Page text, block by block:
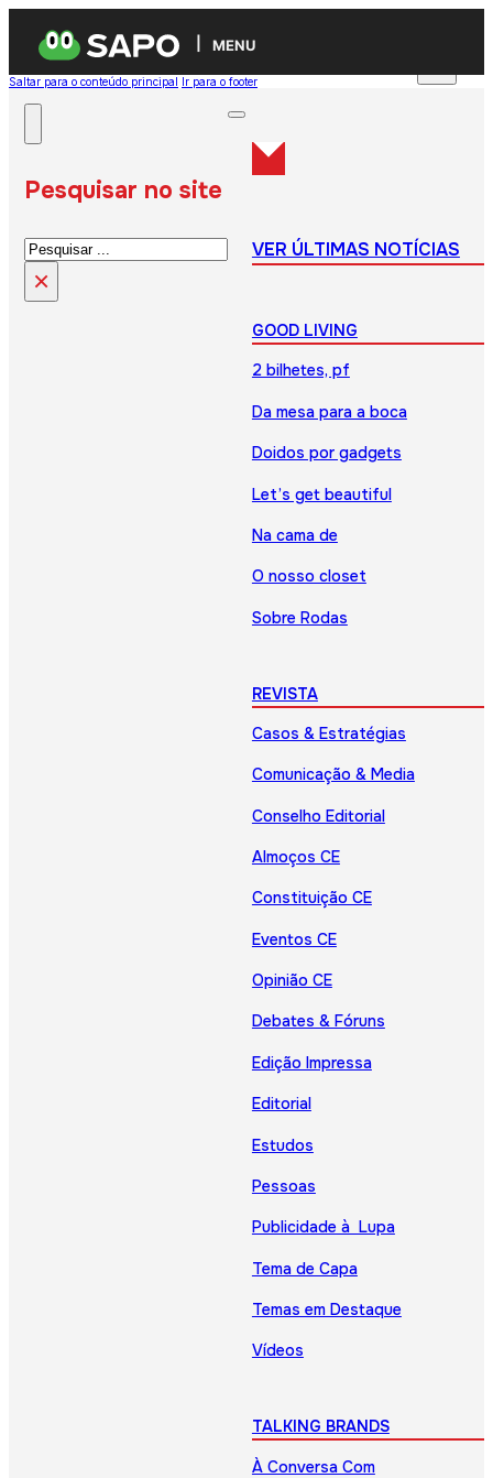
MENU
Saltar para o conteúdo principal Ir para o footer
Pesquisar no site
Pesquisar
×
VER ÚLTIMAS NOTÍCIAS
GOOD LIVING
2 bilhetes, pf
Da mesa para a boca
Doidos por gadgets
Let’s get beautiful
Na cama de
O nosso closet
Sobre Rodas
REVISTA
Casos & Estratégias
Comunicação & Media
Conselho Editorial
Almoços CE
Constituição CE
Eventos CE
Opinião CE
Debates & Fóruns
Edição Impressa
Editorial
Estudos
Pessoas
Publicidade à Lupa
Tema de Capa
Temas em Destaque
Vídeos
TALKING BRANDS
À Conversa Com